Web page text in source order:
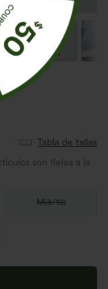
Tabla de tallas
son fieles a la
M(8/10)